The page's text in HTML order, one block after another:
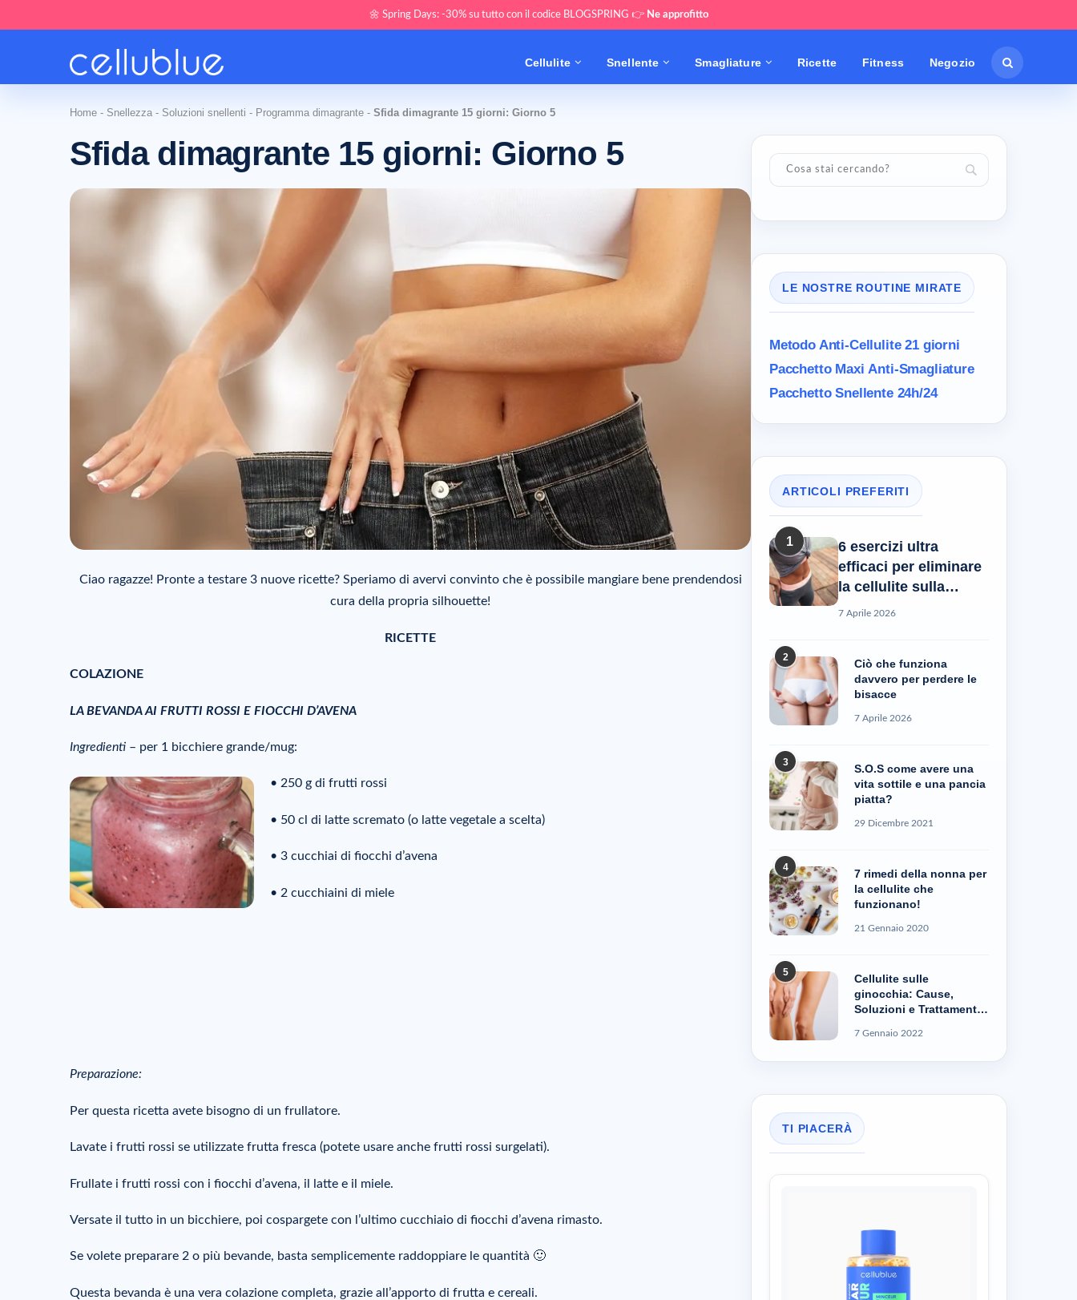
🌼 Spring Days: -30% su tutto con il codice BLOGSPRING 👉 Ne approfitto
Cellulite Snellente Smagliature Ricette Fitness Negozio
Home - Snellezza - Soluzioni snellenti - Programma dimagrante - Sfida dimagrante 15 giorni: Giorno 5
Sfida dimagrante 15 giorni: Giorno 5
Ciao ragazze! Pronte a testare 3 nuove ricette? Speriamo di avervi convinto che è possibile mangiare bene prendendosi
cura della propria silhouette!
RICETTE
COLAZIONE
LA BEVANDA AI FRUTTI ROSSI E FIOCCHI D’AVENA
Ingredienti – per 1 bicchiere grande/mug:
• 250 g di frutti rossi
• 50 cl di latte scremato (o latte vegetale a scelta)
• 3 cucchiai di fiocchi d’avena
• 2 cucchiaini di miele
Preparazione:
Per questa ricetta avete bisogno di un frullatore.
Lavate i frutti rossi se utilizzate frutta fresca (potete usare anche frutti rossi surgelati).
Frullate i frutti rossi con i fiocchi d’avena, il latte e il miele.
Versate il tutto in un bicchiere, poi cospargete con l’ultimo cucchiaio di fiocchi d’avena rimasto.
Se volete preparare 2 o più bevande, basta semplicemente raddoppiare le quantità 🙂
Questa bevanda è una vera colazione completa, grazie all’apporto di frutta e cereali.
LE NOSTRE ROUTINE MIRATE
Metodo Anti-Cellulite21 giorni
Pacchetto MaxiAnti-Smagliature
Pacchetto Snellente 24h/24
ARTICOLI PREFERITI
1
6 esercizi ultra
efficaci per eliminare
la cellulite sulla
pancia
7 Aprile 2026
2
Ciò che funziona
davvero per perdere le
bisacce
7 Aprile 2026
3
S.O.S come avere una
vita sottile e una pancia
piatta?
29 Dicembre 2021
4
7 rimedi della nonna per
la cellulite che
funzionano!
21 Gennaio 2020
5
Cellulite sulle
ginocchia: Cause,
Soluzioni e Trattamenti
7 Gennaio 2022
TI PIACERÀ